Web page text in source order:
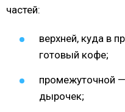
частей:
верхней, куда в
готовый кофе;
промежуточной
дырочек;